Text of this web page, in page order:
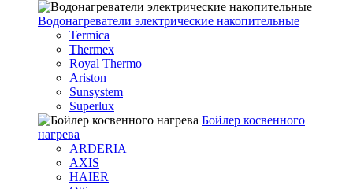
Водонагреватели электрические накопительные
Termica
Thermex
Royal Thermo
Ariston
Sunsystem
Superlux
Бойлер косвенного
нагрева
ARDERIA
AXIS
HAIER